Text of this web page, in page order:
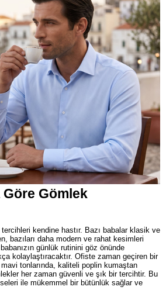
Göre Gömlek
tercihleri kendine hastır. Bazı babalar klasik ve
bazıları daha modern ve rahat kesimleri
günlük rutinini göz önünde
kolaylaştıracaktır. Ofiste zaman geçiren bir
tonlarında, kaliteli poplin kumaştan
her zaman güvenli ve şık bir tercihtir. Bu
ile mükemmel bir bütünlük sağlar ve